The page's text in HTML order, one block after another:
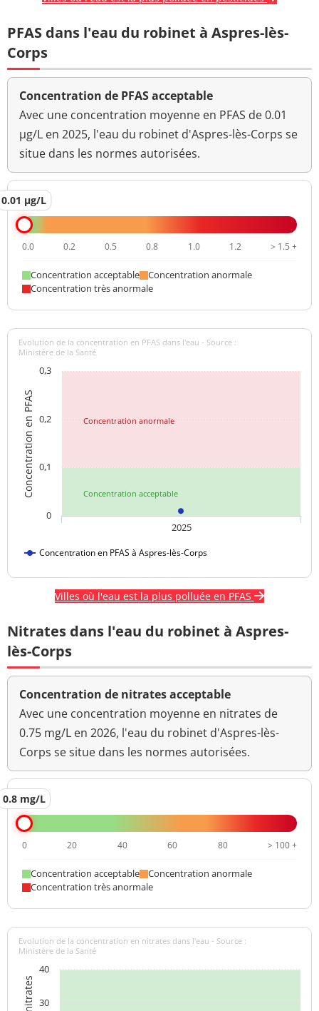
PFAS dans l'eau du robinet à Aspres-lès-
Corps
Concentration de PFAS acceptable
Avec une concentration moyenne en PFAS de 0.01
µg/L en 2025, l'eau du robinet d'Aspres-lès-Corps se
situe dans les normes autorisées.
0.01 µg/L
0.0 0.2 0.5 0.8 1.0 1.2 > 1.5 +
Concentration acceptable
Concentration anormale
Concentration très anormale
Concentration acceptable
Concentration anormale
Concentration en PFAS
Evolution de la concentration en PFAS dans l'eau - Source :
Ministère de la Santé
Concentration en PFAS à Aspres-lès-Corps
2025
0
0,1
0,2
0,3
Villes où l'eau est la plus polluée en PFAS
Nitrates dans l'eau du robinet à Aspres-
lès-Corps
Concentration de nitrates acceptable
Avec une concentration moyenne en nitrates de
0.75 mg/L en 2026, l'eau du robinet d'Aspres-lès-
Corps se situe dans les normes autorisées.
0.8 mg/L
0 20 40 60 80 > 100 +
Concentration acceptable
Concentration anormale
Concentration très anormale
Evolution de la concentration en nitrates dans l'eau - Source :
Ministère de la Santé
30
40